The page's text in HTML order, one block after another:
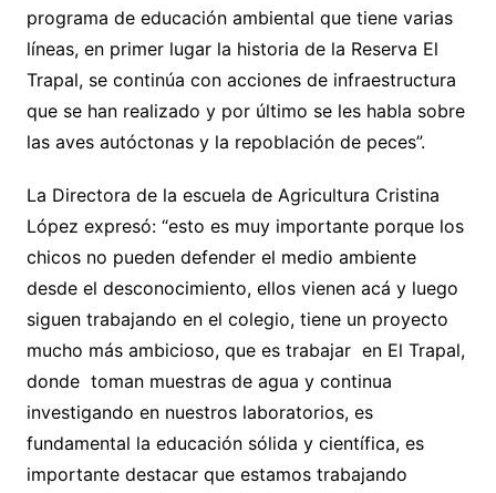
programa de educación ambiental que tiene varias
líneas, en primer lugar la historia de la Reserva El
Trapal, se continúa con acciones de infraestructura
que se han realizado y por último se les habla sobre
las aves autóctonas y la repoblación de peces”.
La Directora de la escuela de Agricultura Cristina
López expresó: “esto es muy importante porque los
chicos no pueden defender el medio ambiente
desde el desconocimiento, ellos vienen acá y luego
siguen trabajando en el colegio, tiene un proyecto
mucho más ambicioso, que es trabajar en El Trapal,
donde toman muestras de agua y continua
investigando en nuestros laboratorios, es
fundamental la educación sólida y científica, es
importante destacar que estamos trabajando